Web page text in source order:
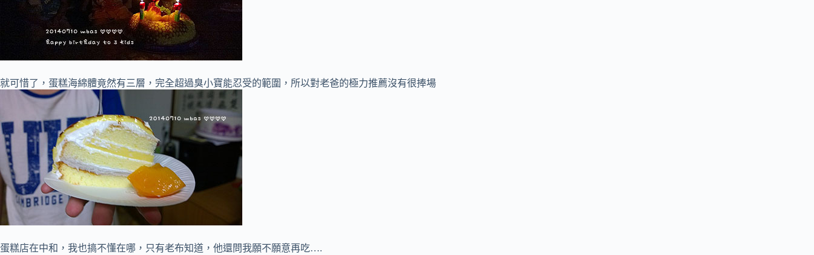
就可惜了，蛋糕海綿體竟然有三層，完全超過臭小寶能忍受的範圍，所以對老爸的極力推薦沒有很捧場
蛋糕店在中和，我也搞不懂在哪，只有老布知道，他還問我願不願意再吃….